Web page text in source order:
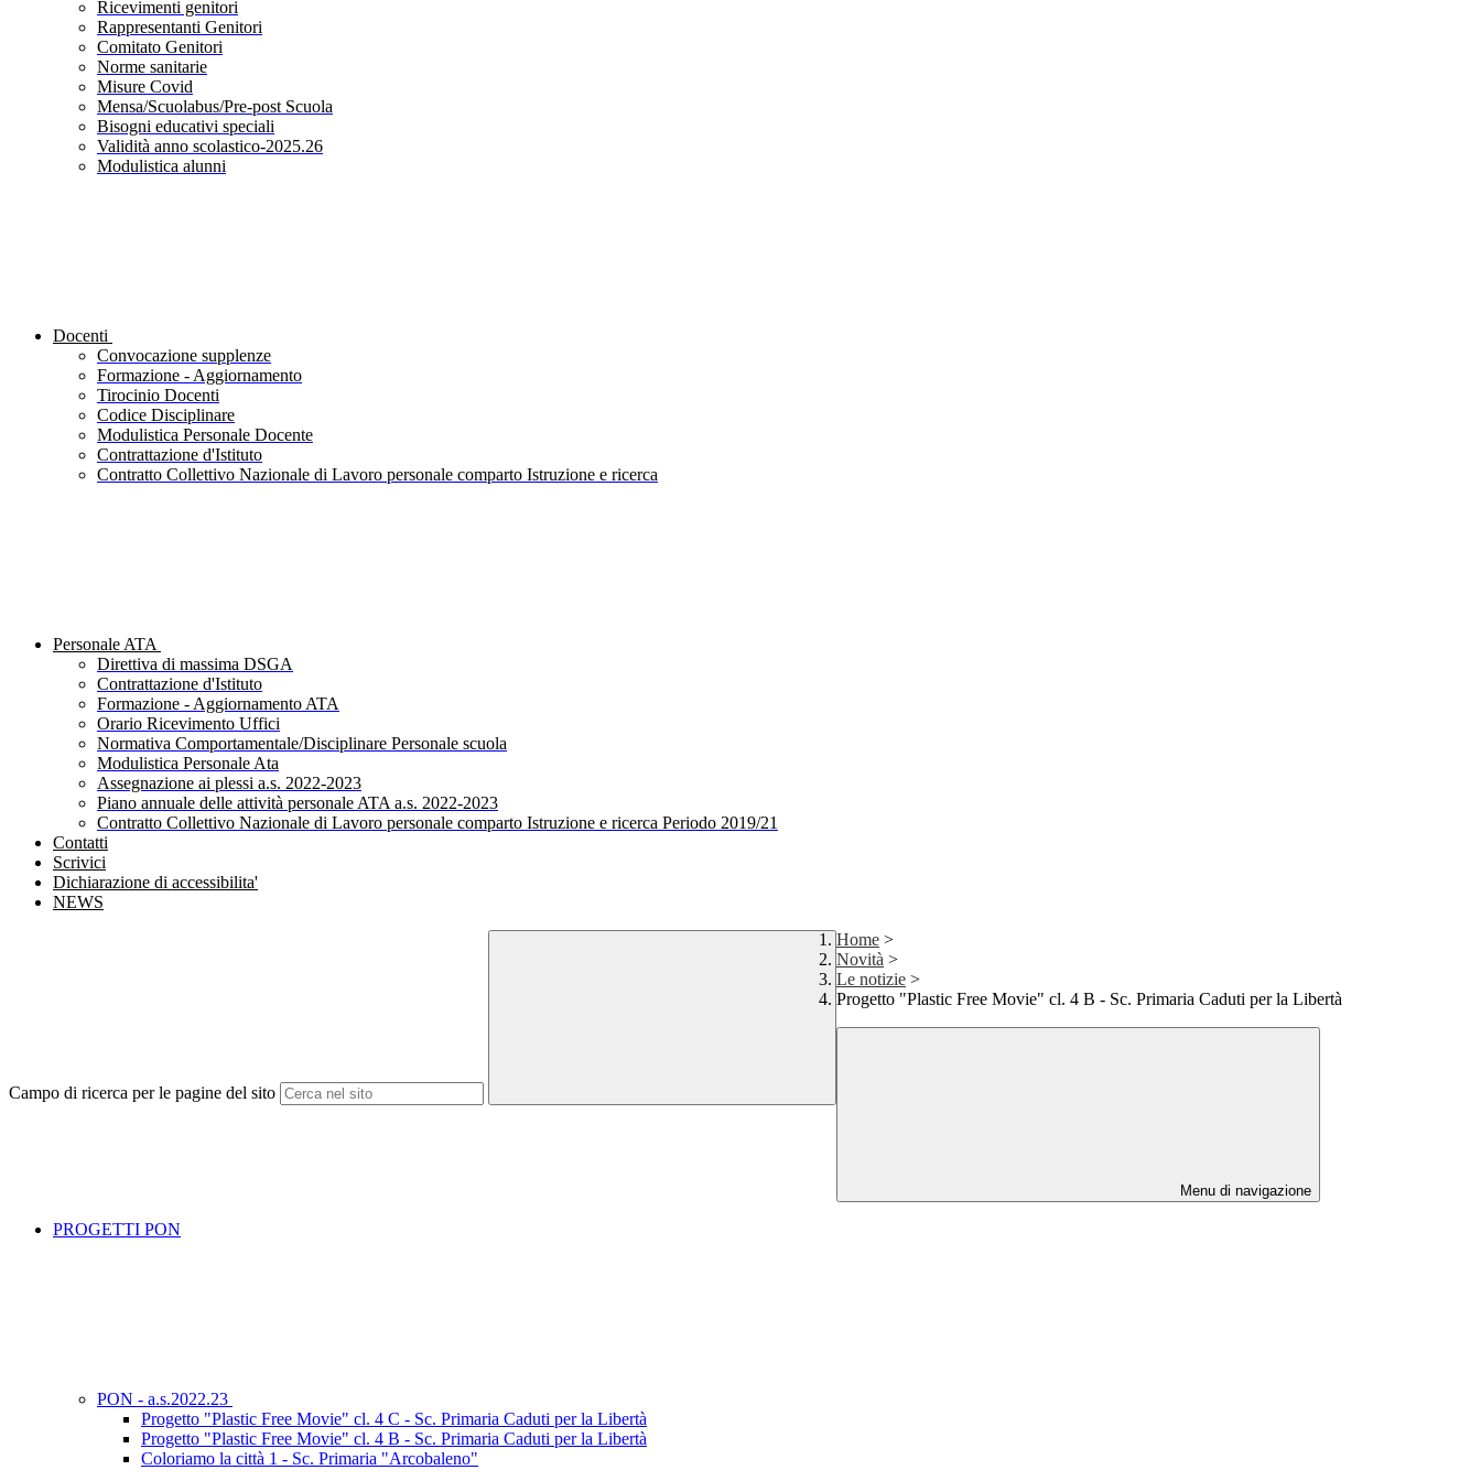
Ricevimenti genitori
Rappresentanti Genitori
Comitato Genitori
Norme sanitarie
Misure Covid
Mensa/Scuolabus/Pre-post Scuola
Bisogni educativi speciali
Validità anno scolastico-2025.26
Modulistica alunni
Docenti
Convocazione supplenze
Formazione - Aggiornamento
Tirocinio Docenti
Codice Disciplinare
Modulistica Personale Docente
Contrattazione d'Istituto
Contratto Collettivo Nazionale di Lavoro personale comparto Istruzione e ricerca
Personale ATA
Direttiva di massima DSGA
Contrattazione d'Istituto
Formazione - Aggiornamento ATA
Orario Ricevimento Uffici
Normativa Comportamentale/Disciplinare Personale scuola
Modulistica Personale Ata
Assegnazione ai plessi a.s. 2022-2023
Piano annuale delle attività personale ATA a.s. 2022-2023
Contratto Collettivo Nazionale di Lavoro personale comparto Istruzione e ricerca Periodo 2019/21
Contatti
Scrivici
Dichiarazione di accessibilita'
NEWS
Campo di ricerca per le pagine del sito
Home >
Novità >
Le notizie >
Progetto "Plastic Free Movie" cl. 4 B - Sc. Primaria Caduti per la Libertà
Menu di navigazione
PROGETTI PON
PON - a.s.2022.23
Progetto "Plastic Free Movie" cl. 4 C - Sc. Primaria Caduti per la Libertà
Progetto "Plastic Free Movie" cl. 4 B - Sc. Primaria Caduti per la Libertà
Coloriamo la città 1 - Sc. Primaria "Arcobaleno"